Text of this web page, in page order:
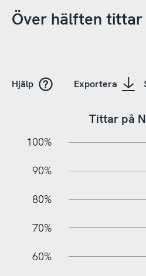
Över hälften
Hjälp Exportera
Tittar på
100%
90%
80%
70%
60%